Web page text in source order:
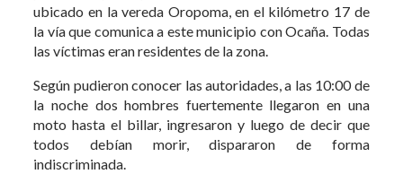
ubicado en la vereda Oropoma, en el kilómetro 17 de
la vía que comunica a este municipio con Ocaña. Todas
las víctimas eran residentes de la zona.
Según pudieron conocer las autoridades, a las 10:00 de
la noche dos hombres fuertemente llegaron en una
moto hasta el billar, ingresaron y luego de decir que
todos debían morir, dispararon de forma
indiscriminada.